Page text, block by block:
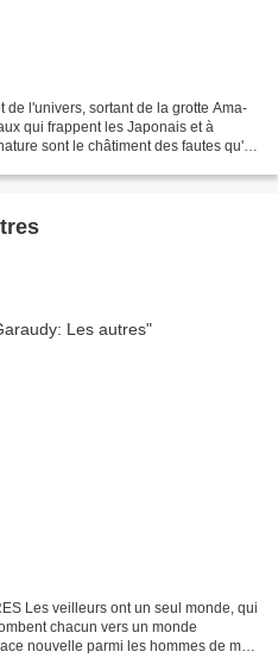
de l'univers, sortant de la grotte Ama-
qui frappent les Japonais et à
sont le châtiment des fautes qu'ils
Les veilleurs ont un seul monde, qui
chacun vers un monde
nouvelle parmi les hommes de ma